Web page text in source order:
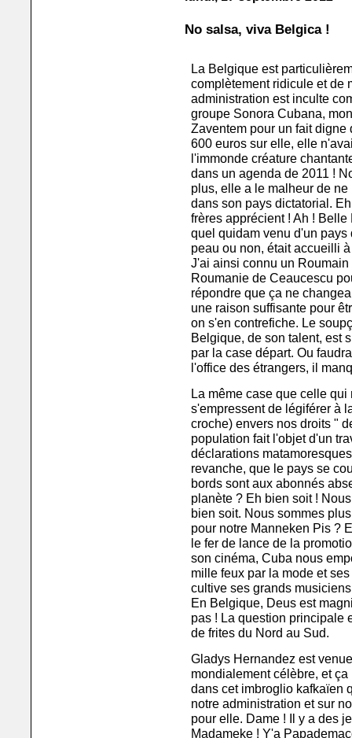
No salsa, viva Belgica !
La Belgique est
complètement ridicule et de
administration est inculte
groupe Sonora Cubana,
Zaventem pour un fait
600 euros sur elle, elle
l'immonde créature
dans un agenda de 2011 !
plus, elle a le malheur de
dans son pays dictatorial.
frères apprécient ! Ah !
quel quidam venu d'un
peau ou non, était accueilli
J'ai ainsi connu un
Roumanie de Ceaucescu
répondre que ça ne
une raison suffisante pour
on s'en contrefiche. Le
Belgique, de son talent, est
par la case départ. Ou
l'office des étrangers, il
La même case que celle
s'empressent de légiférer à
croche) envers nos droits "
population fait l'objet d'un
déclarations
revanche, que le pays se
bords sont aux abonnés
planète ? Eh bien soit !
bien soit. Nous sommes
pour notre Manneken Pis ?
le fer de lance de la
son cinéma, Cuba nous
mille feux par la mode et
cultive ses grands
En Belgique, Deus est
pas ! La question principale
de frites du Nord au Sud.
Gladys Hernandez est
mondialement célèbre, et
dans cet imbroglio kafkaïen
notre administration et sur
pour elle. Dame ! Il y a des
Madameke ! Y'a